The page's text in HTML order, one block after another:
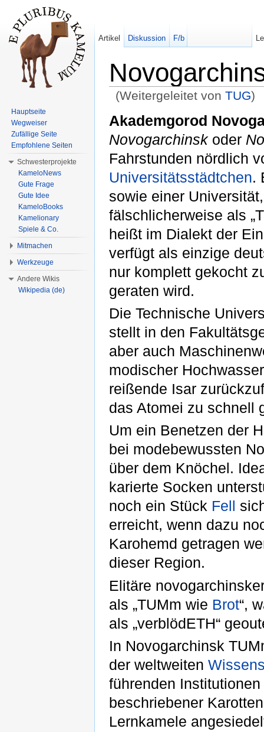
(Weitergeleitet von TUG)
Akademgorod
Novogarchinskoder
Fahrstunden nördlich
Universitätsstädtchen.
sowie einer
fälschlicherweise als
heißt im Dialekt der
verfügt als einzige
nur komplett gekocht
geraten wird.
Die Technische
stellt in den
aber auch
modischer
reißende Isar
das Atomei zu schnell
Um ein Benetzen der
bei modebewussten
über dem Knöchel.
karierte Socken
noch ein Stück Fell
erreicht, wenn dazu
Karohemd getragen
dieser Region.
Elitäre
als „TUMm wie Brot“,
als „verblödETH“
In Novogarchinsk
der weltweiten
führenden
beschriebener
Lernkamele
Artikel Diskussion F/b
Hauptseite
Wegweiser
Zufällige Seite
Empfohlene Seiten
Schwesterprojekte
KameloNews
Gute Frage
Gute Idee
KameloBooks
Kamelionary
Spiele & Co.
Mitmachen
Werkzeuge
Andere Wikis
Wikipedia (de)